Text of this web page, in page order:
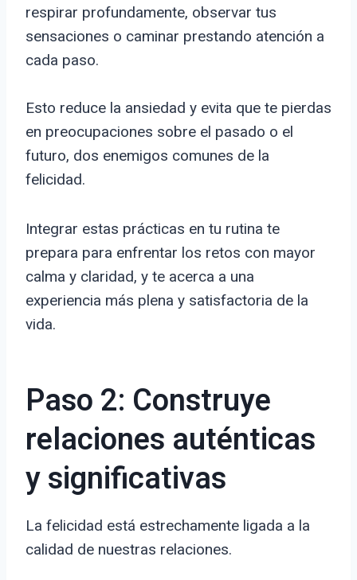
respirar profundamente, observar tus
sensaciones o caminar prestando atención a
cada paso.
Esto reduce la ansiedad y evita que te pierdas
en preocupaciones sobre el pasado o el
futuro, dos enemigos comunes de la
felicidad.
Integrar estas prácticas en tu rutina te
prepara para enfrentar los retos con mayor
calma y claridad, y te acerca a una
experiencia más plena y satisfactoria de la
vida.
Paso 2: Construye
relaciones auténticas
y significativas
La felicidad está estrechamente ligada a la
calidad de nuestras relaciones.